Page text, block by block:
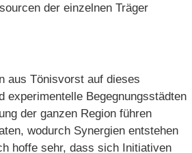
der einzelnen Träger
aus Tönisvorst auf dieses
experimentelle Begegnungsstädten
der ganzen Region führen
wodurch Synergien entstehen
hoffe sehr, dass sich Initiativen